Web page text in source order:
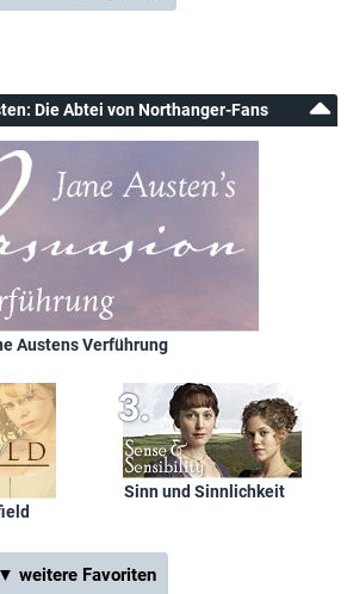
Die Abtei von Northanger-Fans
Austens Verführung
Sinn und Sinnlichkeit
▼ weitere Favoriten